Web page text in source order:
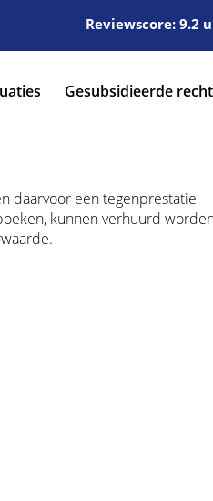
Reviewscore: 9.2
Gesubsidieerde
daarvoor een tegenprestatie
kunnen verhuurd